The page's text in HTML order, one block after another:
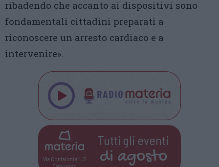
ribadendo che accanto ai dispositivi sono
fondamentali cittadini preparati a
riconoscere un arresto cardiaco e a
intervenire».
Via Confalonieri, 5
Castronno
Tutti gli eventi
di agosto